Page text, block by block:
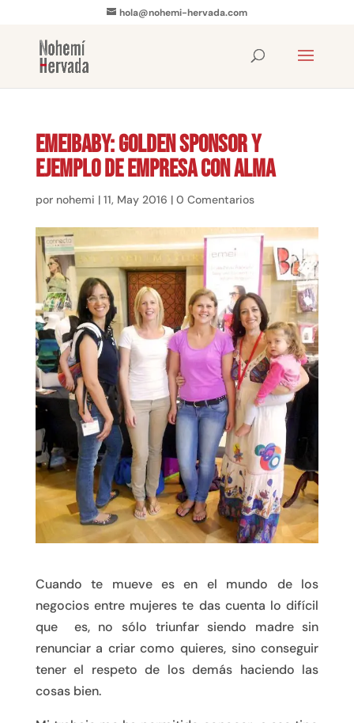
hola@nohemi-hervada.com
Emeibaby: Golden Sponsor y
ejemplo de empresa con alma
por nohemi | 11, May 2016 | 0 Comentarios
Cuando te mueve es en el mundo de los
negocios entre mujeres te das cuenta lo difícil
que es, no sólo triunfar siendo madre sin
renunciar a criar como quieres, sino conseguir
tener el respeto de los demás haciendo las
cosas bien.